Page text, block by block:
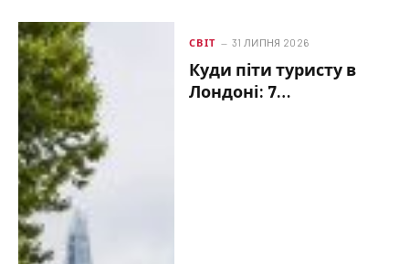
СВІТ 31 ЛИПНЯ 2026
Куди піти туристу в
Лондоні: 7